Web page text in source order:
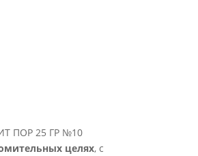
ПОР 25 ГР №10
целях, с